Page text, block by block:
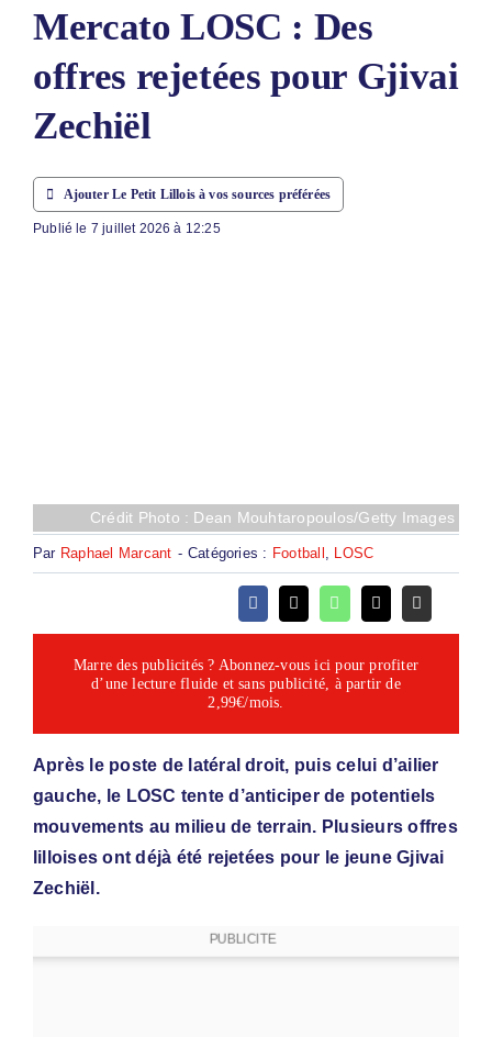
NOUS
Mercato LOSC : Des
offres rejetées pour Gjivai
Zechiël
Ajouter Le Petit Lillois à vos sources préférées
Publié le 7 juillet 2026 à 12:25
Crédit Photo : Dean Mouhtaropoulos/Getty Images
Par Raphael Marcant - Catégories : Football , LOSC
Marre des publicités ? Abonnez-vous ici pour profiter
d’une lecture fluide et sans publicité, à partir de
2,99€/mois.
Après le poste de latéral droit, puis celui d’ailier
gauche, le LOSC tente d’anticiper de potentiels
mouvements au milieu de terrain. Plusieurs offres
lilloises ont déjà été rejetées pour le jeune Gjivai
Zechiël.
PUBLICITE